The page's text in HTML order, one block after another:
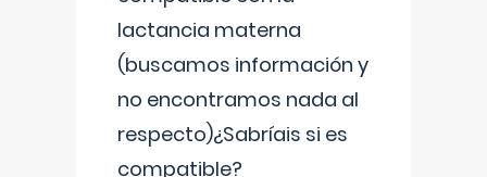
lactancia materna
(buscamos información y
no encontramos nada al
respecto)¿Sabríais si es
compatible?